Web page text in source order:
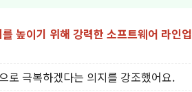
높이기 위해 강력한 소프트웨어 라인업
로 극복하겠다는 의지를 강조했어요.